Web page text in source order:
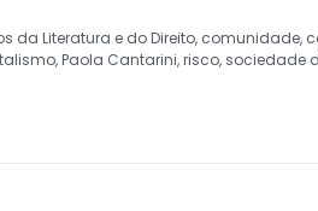
da Literatura e do Direito, comunidade,
,Paola Cantarini,risco, sociedade